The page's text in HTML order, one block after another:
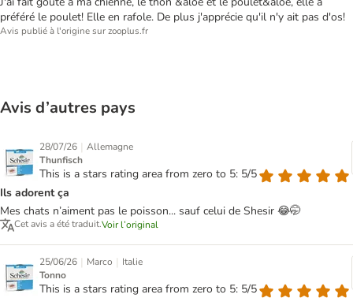
préféré le poulet! Elle en rafole. De plus j'apprécie qu'il n'y ait pas d'os!
Avis publié à l'origine sur zooplus.fr
Avis d’autres pays
28/07/26 | Allemagne
Thunfisch
This is a stars rating area from zero to 5: 5/5
Ils adorent ça
Mes chats n’aiment pas le poisson... sauf celui de Shesir 😂🤭
Cet avis a été traduit.Voir l’original
25/06/26 | Marco | Italie
Tonno
This is a stars rating area from zero to 5: 5/5